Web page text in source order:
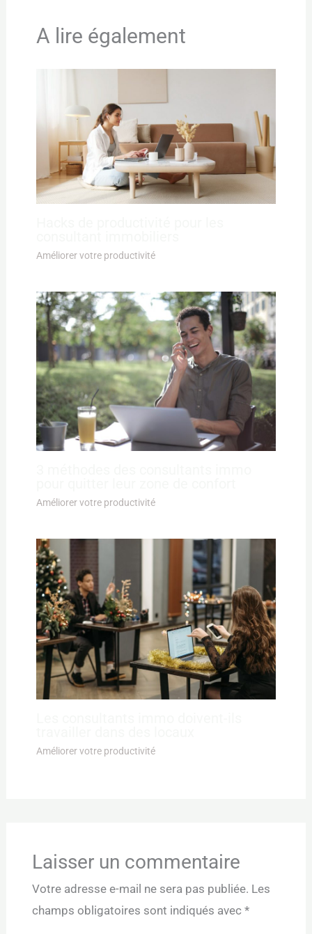
A lire également
Améliorer votre productivité
Améliorer votre productivité
Améliorer votre productivité
Laisser un commentaire
Votre adresse e-mail ne sera pas publiée. Les
champs obligatoires sont indiqués avec *